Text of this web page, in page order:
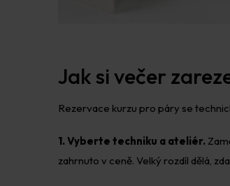
Jak si večer
Rezervace kurzu pro páry se
1. Vyberte techniku a ateliér.
zahrnuto v ceně. Velký rozdíl dělá,